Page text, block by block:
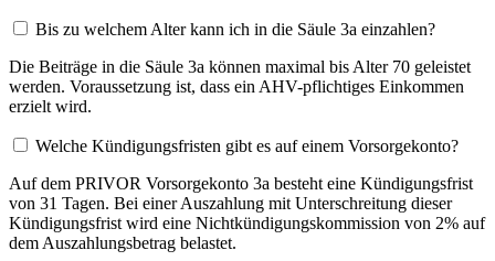
Bis zu welchem Alter kann ich in die Säule 3a einzahlen?
Die Beiträge in die Säule 3a können maximal bis Alter 70 geleistet
werden. Voraussetzung ist, dass ein AHV-pflichtiges Einkommen
erzielt wird.
Welche Kündigungsfristen gibt es auf einem Vorsorgekonto?
Auf dem PRIVOR Vorsorgekonto 3a besteht eine Kündigungsfrist
von 31 Tagen. Bei einer Auszahlung mit Unterschreitung dieser
Kündigungsfrist wird eine Nichtkündigungskommission von 2% auf
dem Auszahlungsbetrag belastet.